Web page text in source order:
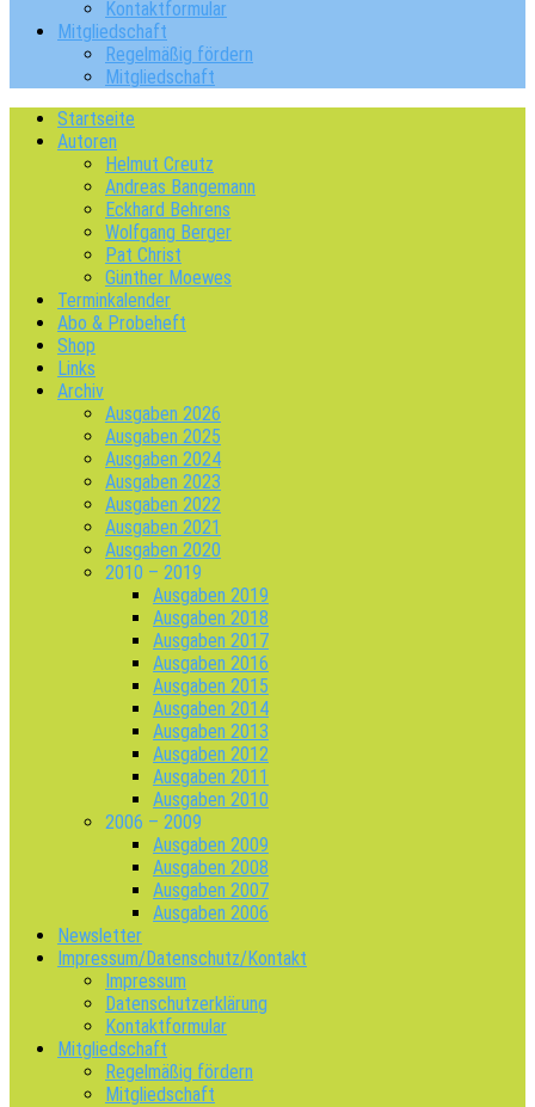
Kontaktformular
Mitgliedschaft
Regelmäßig fördern
Mitgliedschaft
Startseite
Autoren
Helmut Creutz
Andreas Bangemann
Eckhard Behrens
Wolfgang Berger
Pat Christ
Günther Moewes
Terminkalender
Abo & Probeheft
Shop
Links
Archiv
Ausgaben 2026
Ausgaben 2025
Ausgaben 2024
Ausgaben 2023
Ausgaben 2022
Ausgaben 2021
Ausgaben 2020
2010 – 2019
Ausgaben 2019
Ausgaben 2018
Ausgaben 2017
Ausgaben 2016
Ausgaben 2015
Ausgaben 2014
Ausgaben 2013
Ausgaben 2012
Ausgaben 2011
Ausgaben 2010
2006 – 2009
Ausgaben 2009
Ausgaben 2008
Ausgaben 2007
Ausgaben 2006
Newsletter
Impressum/Datenschutz/Kontakt
Impressum
Datenschutzerklärung
Kontaktformular
Mitgliedschaft
Regelmäßig fördern
Mitgliedschaft